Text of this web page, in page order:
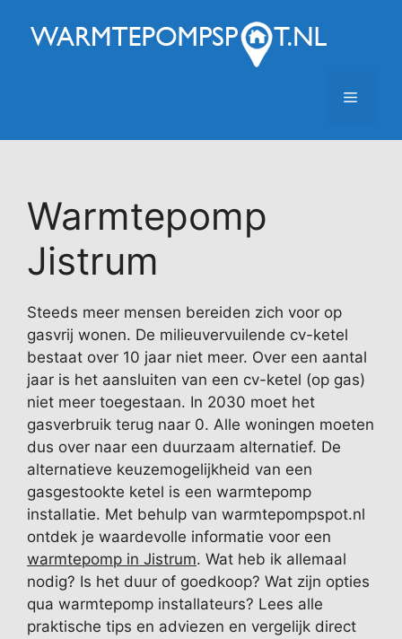
naar
Menu
Warmtepomp
Jistrum
Steeds meer mensen bereiden zich voor op
gasvrij wonen. De milieuvervuilende cv-ketel
bestaat over 10 jaar niet meer. Over een aantal
jaar is het aansluiten van een cv-ketel (op gas)
niet meer toegestaan. In 2030 moet het
gasverbruik terug naar 0. Alle woningen moeten
dus over naar een duurzaam alternatief. De
alternatieve keuzemogelijkheid van een
gasgestookte ketel is een warmtepomp
installatie. Met behulp van warmtepompspot.nl
ontdek je waardevolle informatie voor een
warmtepomp in Jistrum. Wat heb ik allemaal
nodig? Is het duur of goedkoop? Wat zijn opties
qua warmtepomp installateurs? Lees alle
praktische tips en adviezen en vergelijk direct